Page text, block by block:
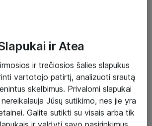
ir Atea
ir trečiosios šalies slapukus
vartotojo patirtį, analizuoti srautą
skelbimus. Privalomi slapukai
Jūsų sutikimo, nes jie yra
Galite sutikti su visais arba tik